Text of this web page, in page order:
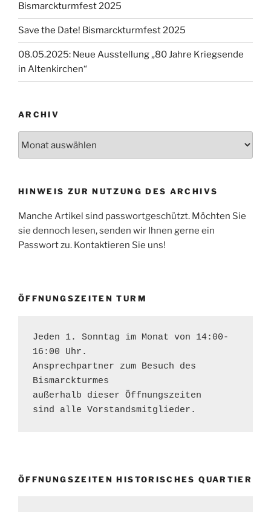
Bismarckturmfest 2025
Save the Date! Bismarckturmfest 2025
08.05.2025: Neue Ausstellung „80 Jahre Kriegsende
in Altenkirchen“
ARCHIV
HINWEIS ZUR NUTZUNG DES ARCHIVS
Manche Artikel sind passwortgeschützt. Möchten Sie
sie dennoch lesen, senden wir Ihnen gerne ein
Passwort zu. Kontaktieren Sie uns!
ÖFFNUNGSZEITEN TURM
Jeden 1. Sonntag im Monat von 14:00-
16:00 Uhr.
Ansprechpartner zum Besuch des
Bismarckturmes
außerhalb dieser Öffnungszeiten
sind alle Vorstandsmitglieder.
ÖFFNUNGSZEITEN HISTORISCHES QUARTIER